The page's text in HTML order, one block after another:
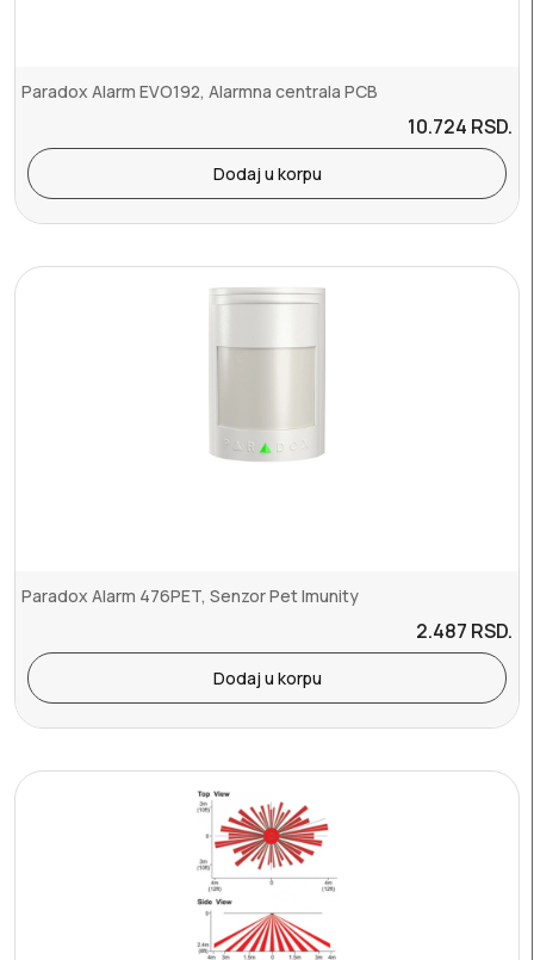
Paradox Alarm EVO192, Alarmna centrala PCB
10.724 RSD.
Dodaj u korpu
Paradox Alarm 476PET, Senzor Pet Imunity
2.487 RSD.
Dodaj u korpu